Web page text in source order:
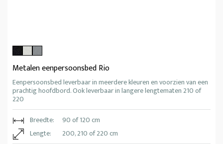
Metalen eenpersoonsbed Rio
Eenpersoonsbed leverbaar in meerdere kleuren en voorzien van een
prachtig hoofdbord. Ook leverbaar in langere lengtematen 210 of
220
Breedte:
90 of 120 cm
Lengte:
200, 210 of 220 cm